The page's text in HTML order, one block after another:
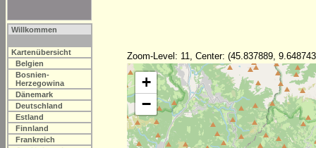
Willkommen
Kartenübersicht
Belgien
Bosnien-
Herzegowina
Dänemark
Deutschland
Estland
Finnland
Frankreich
Zoom-Level: 11, Center: (45.837889,
+
−